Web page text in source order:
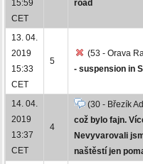
15:59
CET
road
13. 04.
2019
15:33
CET
5
(53 - Orava
- suspension in
14. 04.
2019
13:37
CET
4
(30 - Březík
což bylo fajn.
Nevyvarovali
naštěstí jen